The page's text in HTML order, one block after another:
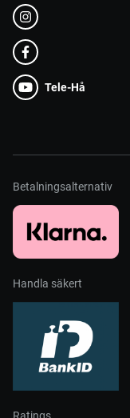
Tele-Hå
Betalningsalternativ
Handla säkert